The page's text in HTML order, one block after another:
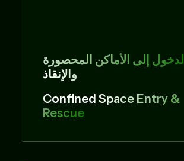
الدخول إلى الأماكن المحصورة
والإنقاذ
Confined Space Entry &
Rescue